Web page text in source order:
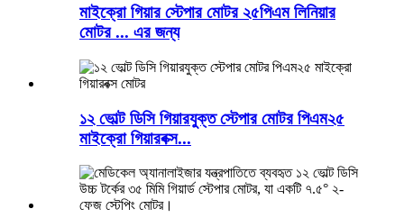
মাইক্রো গিয়ার স্টেপার মোটর ২৫পিএম লিনিয়ার
মোটর ... এর জন্য
১২ ভোল্ট ডিসি গিয়ারযুক্ত স্টেপার মোটর পিএম২৫
মাইক্রো গিয়ারবক্স...